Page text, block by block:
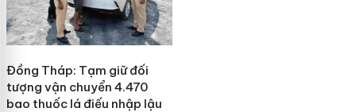
Đồng Tháp: Tạm giữ đối
tượng vận chuyển 4.470
bao thuốc lá điếu nhập lậu